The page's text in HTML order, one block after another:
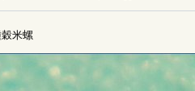
米螺